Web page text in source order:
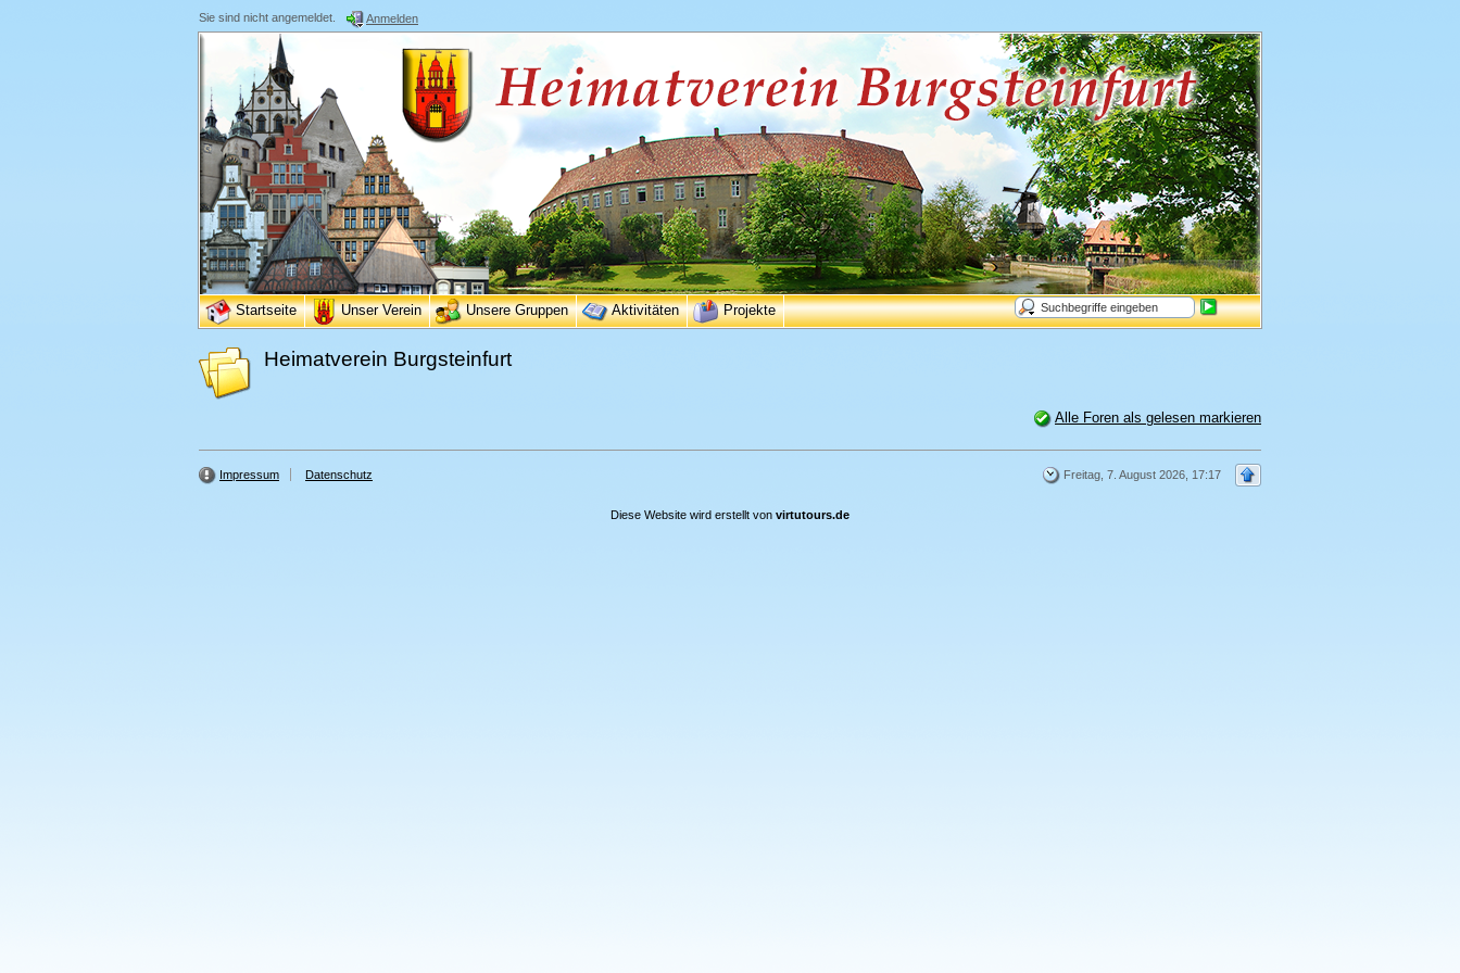
Sie sind nicht angemeldet. Anmelden
Startseite Unser Verein Unsere Gruppen Aktivitäten Projekte
Heimatverein Burgsteinfurt
Alle Foren als gelesen markieren
Impressum Datenschutz Freitag, 7. August 2026, 17:17
Diese Website wird erstellt von virtutours.de